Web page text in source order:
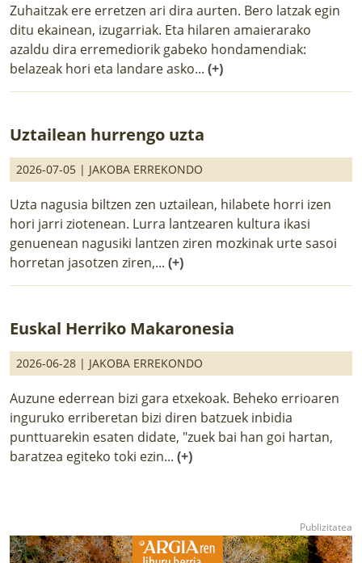
Zuhaitzak ere erretzen ari dira aurten. Bero latzak egin
ditu ekainean, izugarriak. Eta hilaren amaierarako
azaldu dira erremediorik gabeko hondamendiak:
belazeak hori eta landare asko... (+)
Uztailean hurrengo uzta
2026-07-05 | JAKOBA ERREKONDO
Uzta nagusia biltzen zen uztailean, hilabete horri izen
hori jarri ziotenean. Lurra lantzearen kultura ikasi
genuenean nagusiki lantzen ziren mozkinak urte sasoi
horretan jasotzen ziren,... (+)
Euskal Herriko Makaronesia
2026-06-28 | JAKOBA ERREKONDO
Auzune ederrean bizi gara etxekoak. Beheko errioaren
inguruko erriberetan bizi diren batzuek inbidia
punttuarekin esaten didate, "zuek bai han goi hartan,
baratzea egiteko toki ezin... (+)